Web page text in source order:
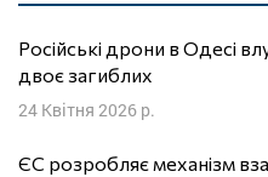
Російські дрони в Одесі
двоє загиблих
24 Квітня 2026 р.
ЄС розробляє механізм